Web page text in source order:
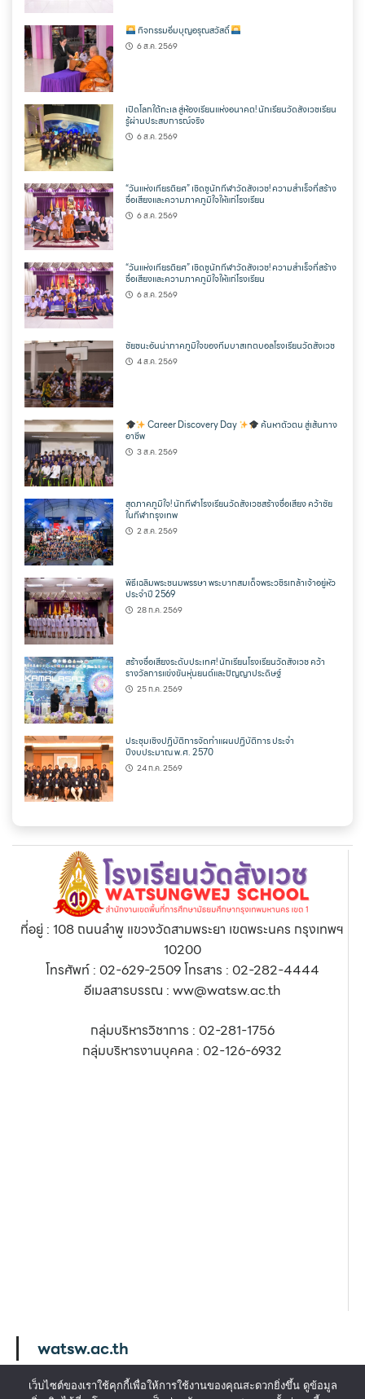
กิจกรรมอิ่มบุญอรุณสวัสดิ์
6 ส.ค. 2569
เปิดโลกใต้ทะเล สู่ห้องเรียนแห่งอนาคต! นักเรียนวัดสังเวชเรียน
รู้ผ่านประสบการณ์จริง
6 ส.ค. 2569
“วันแห่งเกียรติยศ” เชิดชูนักกีฬาวัดสังเวช! ความสำเร็จที่สร้าง
ชื่อเสียงและความภาคภูมิใจให้แก่โรงเรียน
6 ส.ค. 2569
“วันแห่งเกียรติยศ” เชิดชูนักกีฬาวัดสังเวช! ความสำเร็จที่สร้าง
ชื่อเสียงและความภาคภูมิใจให้แก่โรงเรียน
6 ส.ค. 2569
ชัยชนะอันน่าภาคภูมิใจของทีมบาสเกตบอลโรงเรียนวัดสังเวช
4 ส.ค. 2569
Career Discovery Day
ค้นหาตัวตน สู่เส้นทาง
อาชีพ
3 ส.ค. 2569
สุดภาคภูมิใจ! นักกีฬาโรงเรียนวัดสังเวชสร้างชื่อเสียง คว้าชัย
ในกีฬากรุงเทพ
2 ส.ค. 2569
พิธีเฉลิมพระชนมพรรษา พระบาทสมเด็จพระวชิรเกล้าเจ้าอยู่หัว
ประจำปี 2569
28 ก.ค. 2569
สร้างชื่อเสียงระดับประเทศ! นักเรียนโรงเรียนวัดสังเวช คว้า
รางวัลการแข่งขันหุ่นยนต์และปัญญาประดิษฐ์
25 ก.ค. 2569
ประชุมเชิงปฏิบัติการจัดทำแผนปฏิบัติการ ประจำ
ปีงบประมาณ พ.ศ. 2570
24 ก.ค. 2569
ที่อยู่ : 108 ถนนลำพู แขวงวัดสามพระยา เขตพระนคร กรุงเทพฯ
10200
โทรศัพท์ : 02-629-2509 โทรสาร : 02-282-4444
อีเมลสารบรรณ : ww@watsw.ac.th
กลุ่มบริหารวิชาการ : 02-281-1756
กลุ่มบริหารงานบุคคล : 02-126-6932
watsw.ac.th
เว็บไซต์ของเราใช้คุกกี้เพื่อให้การใช้งานของคุณสะดวกยิ่งขึ้น ดูข้อมูล